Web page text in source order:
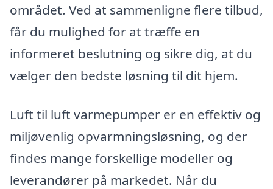
området. Ved at sammenligne flere tilbud,
får du mulighed for at træffe en
informeret beslutning og sikre dig, at du
vælger den bedste løsning til dit hjem.
Luft til luft varmepumper er en effektiv og
miljøvenlig opvarmningsløsning, og der
findes mange forskellige modeller og
leverandører på markedet. Når du